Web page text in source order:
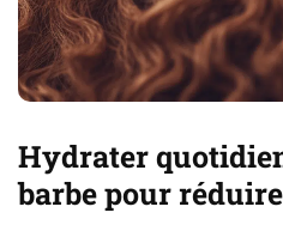
Hydrater
barbe pour